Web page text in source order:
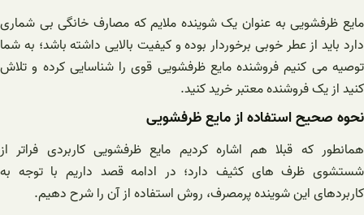
مایع ظرفشویی به عنوان یک شوینده ملایم که مصارف خانگی بی شماری
دارد باید از عطر خوبی برخوردار بوده و کیفیت بالایی داشته باشد؛ به شما
توصیه می کنیم فروشنده مایع ظرفشویی قوی را شناسایی کرده و تلاش
کنید از یک فروشنده معتبر خرید کنید.
نحوه صحیح استفاده از مایع ظرفشویی
همانطور که قبلا هم اشاره کردیم مایع ظرفشویی کاربردی فراتر از
شستشوی ظرف های کثیف دارد؛ در ادامه قصد داریم با توجه به
کاربردهای این شوینده پرمصرف، روش استفاده از آن را شرح دهیم.